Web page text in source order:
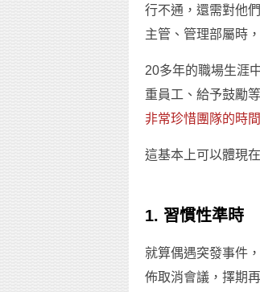
行不通，還需對他
主管、管理部屬時
20多年的職場生涯
重員工、給予鼓勵
非常珍惜團隊的時間
這基本上可以體現
1. 習慣性準時
就算偶遇突發事件
佈取消會議，擇期